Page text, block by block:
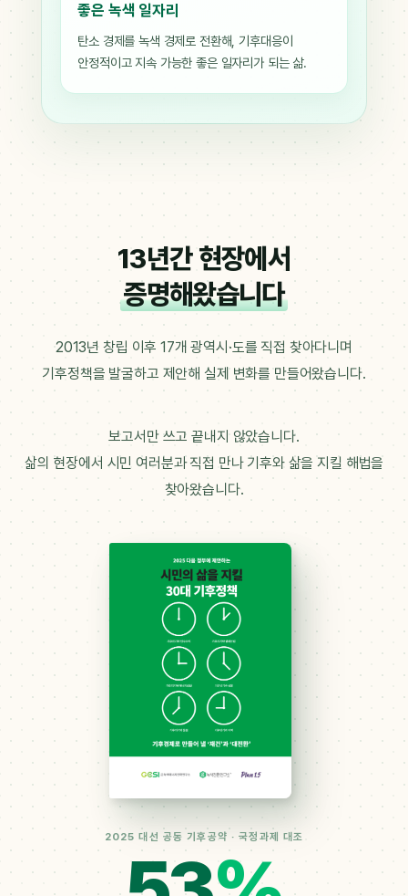
좋은 녹색 일자리
탄소 경제를 녹색 경제로 전환해, 기후대응이
안정적이고 지속 가능한 좋은 일자리가 되는 삶.
13년간 현장에서
증명해왔습니다
2013년 창립 이후 17개 광역시·도를 직접 찾아다니며
기후정책을 발굴하고 제안해 실제 변화를 만들어왔습니다.
보고서만 쓰고 끝내지 않았습니다.
삶의 현장에서 시민 여러분과 직접 만나 기후와 삶을 지킬 해법을
찾아왔습니다.
2025 대선 공동 기후공약 · 국정과제 대조